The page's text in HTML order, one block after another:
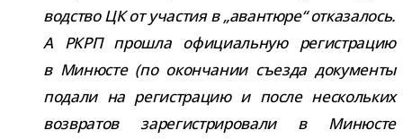
вод­ство ЦК от уча­стия в „аван­тюре“ отка­за­лось.
А РКРП про­шла офи­ци­аль­ную реги­стра­цию
в Минюсте (по окон­ча­нии съезда доку­менты
подали на реги­стра­цию и после несколь­ких
воз­вра­тов заре­ги­стри­ро­вали в Минюсте